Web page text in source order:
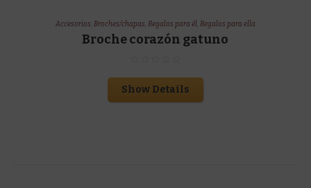
Accesorios, Broches/chapas, Regalos para él, Regalos para ella
Broche corazón gatuno
Show Details